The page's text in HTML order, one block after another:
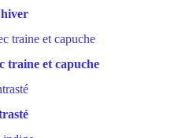
traine et capuche